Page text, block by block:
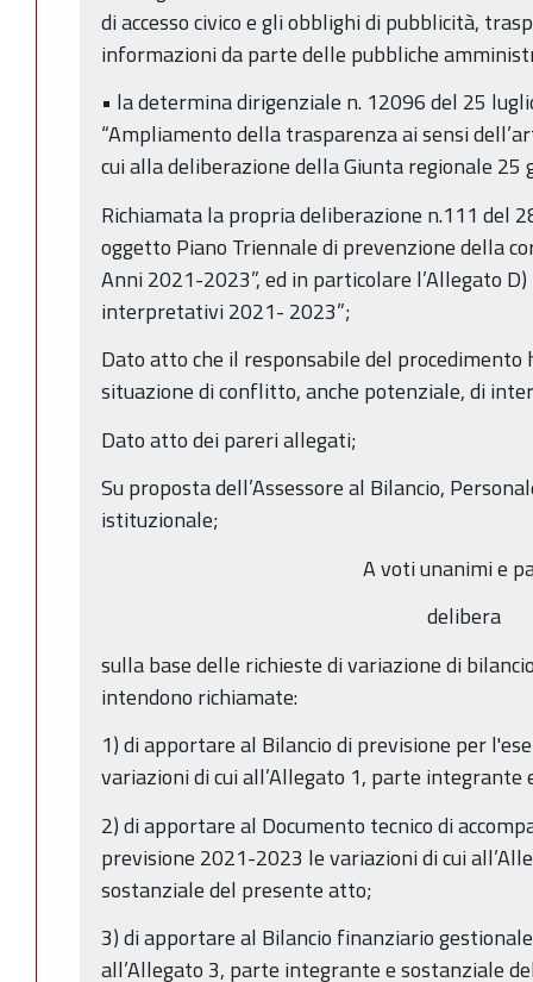
di accesso civico e gli obblighi di pubblicità,
informazioni da parte delle pubbliche
• la determina dirigenziale n. 12096 del 25
“Ampliamento della trasparenza ai sensi
cui alla deliberazione della Giunta regionale 25
Richiamata la propria deliberazione n.111 del
oggetto Piano Triennale di prevenzione della
Anni 2021-2023”, ed in particolare l’Allegato
interpretativi 2021- 2023”;
Dato atto che il responsabile del
situazione di conflitto, anche potenziale, di
Dato atto dei pareri allegati;
Su proposta dell’Assessore al Bilancio,
istituzionale;
A voti unanimi e
delibera
sulla base delle richieste di variazione di
intendono richiamate:
1) di apportare al Bilancio di previsione per
variazioni di cui all’Allegato 1, parte
2) di apportare al Documento tecnico di
previsione 2021-2023 le variazioni di cui
sostanziale del presente atto;
3) di apportare al Bilancio finanziario
all’Allegato 3, parte integrante e sostanziale